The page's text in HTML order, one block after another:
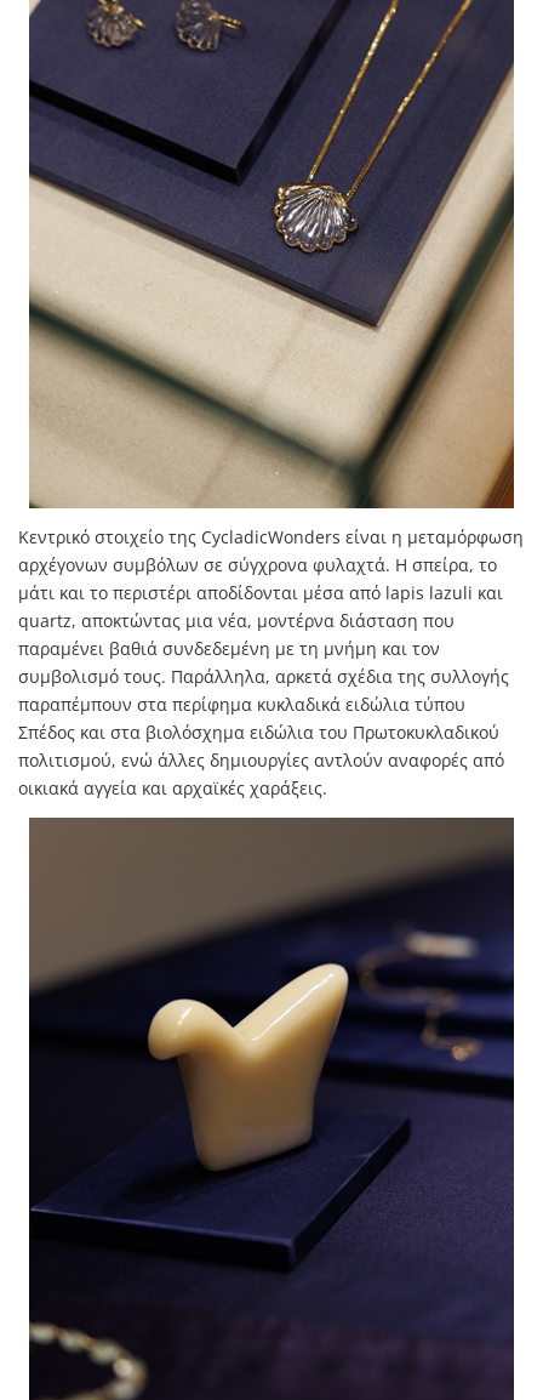
Κεντρικό στοιχείο της CycladicWonders είναι η μεταμόρφωση
αρχέγονων συμβόλων σε σύγχρονα φυλαχτά. Η σπείρα, το
μάτι και το περιστέρι αποδίδονται μέσα από lapis lazuli και
quartz, αποκτώντας μια νέα, μοντέρνα διάσταση που
παραμένει βαθιά συνδεδεμένη με τη μνήμη και τον
συμβολισμό τους. Παράλληλα, αρκετά σχέδια της συλλογής
παραπέμπουν στα περίφημα κυκλαδικά ειδώλια τύπου
Σπέδος και στα βιολόσχημα ειδώλια του Πρωτοκυκλαδικού
πολιτισμού, ενώ άλλες δημιουργίες αντλούν αναφορές από
οικιακά αγγεία και αρχαϊκές χαράξεις.